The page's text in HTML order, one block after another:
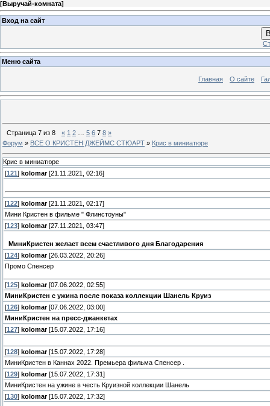
[Выручай-комната]
Вход на сайт
Меню сайта
Главная О сайте
Страница 7 из 8 « 1 2 5 6 7 8 »
Форум » ВСЕ О КРИСТЕН ДЖЕЙМС СТЮАРТ » Крис в миниатюре
Крис в миниатюре
[121 ] kolomar[21.11.2021, 02:16]
[122] kolomar[21.11.2021, 02:17]
Мини Кристен в фильме " Флинстоуны"
[123] kolomar[27.11.2021, 03:47]
МиниКристен желает всем счастливого дня Благодарения
[124] kolomar[26.03.2022, 20:26]
Промо Спенсер
[125] kolomar[07.06.2022, 02:55]
МиниКристен с ужина после показа коллекции Шанель Круиз
[126] kolomar[07.06.2022, 03:00]
МиниКристен на пресс-джанкетах
[127] kolomar[15.07.2022, 17:16]
[128] kolomar[15.07.2022, 17:28]
МиниКристен в Каннах 2022. Премьера фильма Спенсер .
[129] kolomar[15.07.2022, 17:31]
МиниКристен на ужине в честь Круизной коллекции Шанель
[130] kolomar[15.07.2022, 17:32]